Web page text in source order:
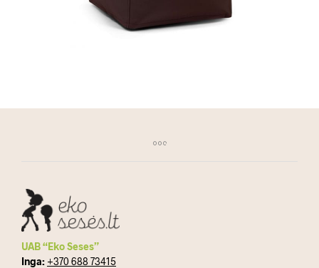
UAB “Eko Seses”
Inga: +370 688 73415